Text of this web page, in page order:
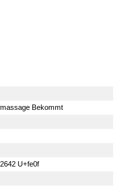
Bekommt
U+fe0f